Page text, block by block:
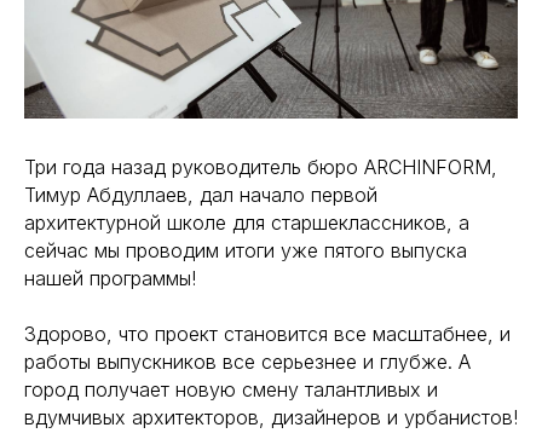
Три года назад руководитель бюро ARCHINFORM,
Тимур Абдуллаев, дал начало первой
архитектурной школе для старшеклассников, а
сейчас мы проводим итоги уже пятого выпуска
нашей программы!
Здорово, что проект становится все масштабнее, и
работы выпускников все серьезнее и глубже. А
город получает новую смену талантливых и
вдумчивых архитекторов, дизайнеров и урбанистов!